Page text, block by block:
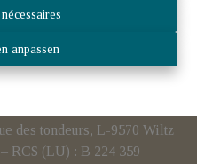
anpassen
des tondeurs, L-9570 Wiltz
RCS (LU) : B 224 359